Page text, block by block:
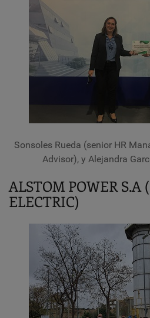
Sonsoles Rueda (senior HR
Advisor), y Alejandra
ALSTOM POWER S.A
ELECTRIC)